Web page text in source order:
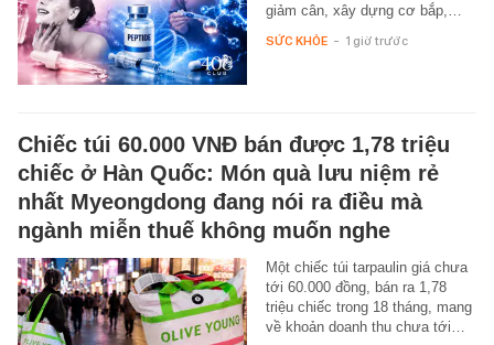
giảm cân, xây dựng cơ bắp,…
SỨC KHỎE - 1 giờ trước
Chiếc túi 60.000 VNĐ bán được 1,78 triệu
chiếc ở Hàn Quốc: Món quà lưu niệm rẻ
nhất Myeongdong đang nói ra điều mà
ngành miễn thuế không muốn nghe
Một chiếc túi tarpaulin giá chưa
tới 60.000 đồng, bán ra 1,78
triệu chiếc trong 18 tháng, mang
về khoản doanh thu chưa tới…